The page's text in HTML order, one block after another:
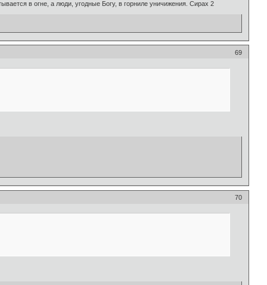
в огне, а люди, угодные Богу, в горниле уничижения. Сирах 2
69
70